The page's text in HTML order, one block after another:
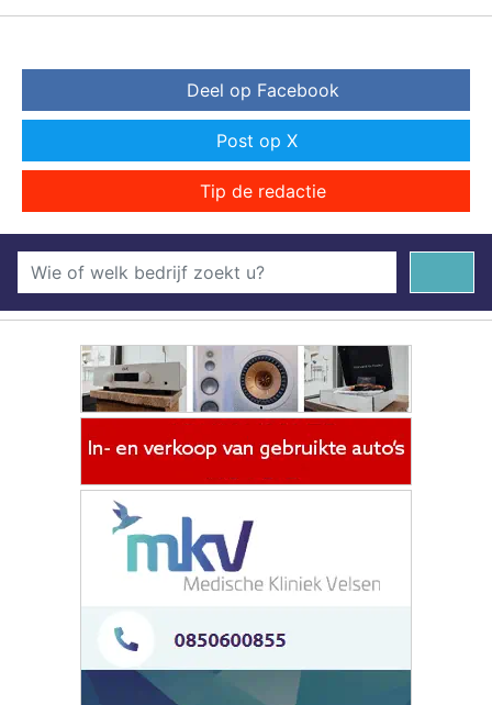
Deel op Facebook
Post op X
Tip de redactie